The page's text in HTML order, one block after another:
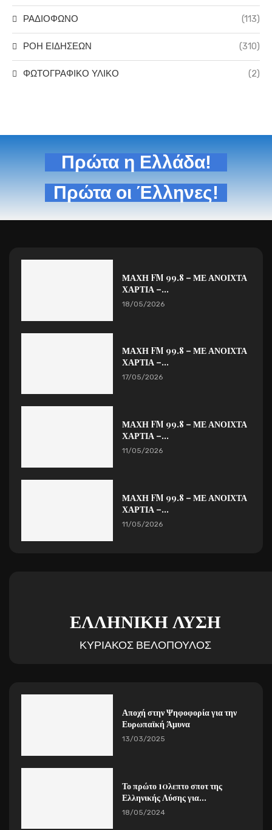
ΡΑΔΙΟΦΩΝΟ (113)
ΡΟΗ ΕΙΔΗΣΕΩΝ (310)
ΦΩΤΟΓΡΑΦΙΚΟ ΥΛΙΚΟ (2)
Πρώτα η Ελλάδα!
Πρώτα οι Έλληνες!
ΜΑΧΗ FM 99.8 – ΜΕ ΑΝΟΙΧΤΑ
ΧΑΡΤΙΑ –...
18/05/2026
ΜΑΧΗ FM 99.8 – ΜΕ ΑΝΟΙΧΤΑ
ΧΑΡΤΙΑ –...
17/05/2026
ΜΑΧΗ FM 99.8 – ΜΕ ΑΝΟΙΧΤΑ
ΧΑΡΤΙΑ –...
11/05/2026
ΜΑΧΗ FM 99.8 – ΜΕ ΑΝΟΙΧΤΑ
ΧΑΡΤΙΑ –...
11/05/2026
ΕΛΛΗΝΙΚΗ ΛΥΣΗ
ΚΥΡΙΑΚΟΣ ΒΕΛΟΠΟΥΛΟΣ
Αποχή στην Ψηφοφορία για την
Ευρωπαϊκή Άμυνα
13/03/2025
Το πρώτο 10λεπτο σποτ της
Ελληνικής Λύσης για...
18/05/2024